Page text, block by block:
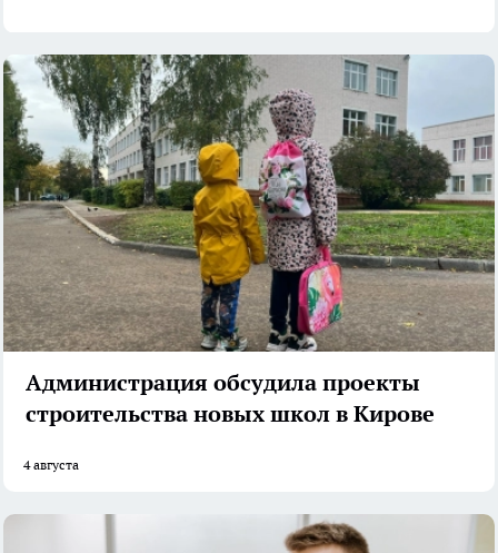
Администрация обсудила проекты
строительства новых школ в Кирове
4 августа